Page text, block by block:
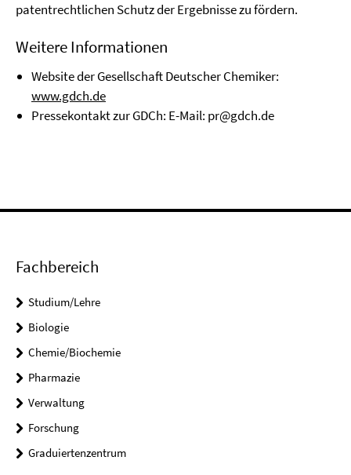
patentrechtlichen Schutz der Ergebnisse zu fördern.
Weitere Informationen
Website der Gesellschaft Deutscher Chemiker:
www.gdch.de
Pressekontakt zur GDCh: E-Mail: pr@gdch.de
Fachbereich
Studium/Lehre
Biologie
Chemie/Biochemie
Pharmazie
Verwaltung
Forschung
Graduiertenzentrum